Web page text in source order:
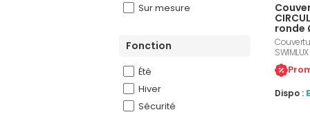
Sur mesure
Fonction
Été
Hiver
Sécurité
ronde
diamètre
des
Dispo :